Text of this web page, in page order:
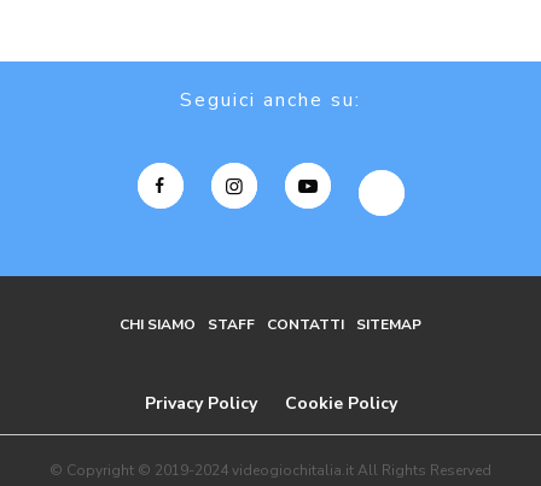
Seguici anche su:
CHI SIAMO STAFF CONTATTI SITEMAP
Privacy Policy Cookie Policy
© Copyright © 2019-2024 videogiochitalia.it All Rights Reserved